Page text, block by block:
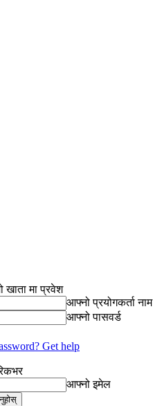
खाता मा प्रवेश
आफ्नो प्रयोगकर्ता नाम
आफ्नो पासवर्ड
Get help
आफ्नो इमेल